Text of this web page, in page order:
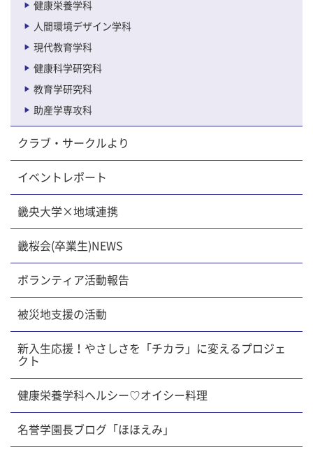
健康栄養学科
人間環境デザイン学科
現代教育学科
健康科学研究科
教育学研究科
助産学専攻科
クラブ・サークルより
イベントレポート
畿央大学×地域連携
畿桜会(卒業生)NEWS
ボランティア活動報告
被災地支援の活動
新入生応援！やさしさを「チカラ」に変えるプロジェ
クト
健康栄養学科ヘルシー♡オイシー料理
名誉学園長ブログ「ほほえみ」